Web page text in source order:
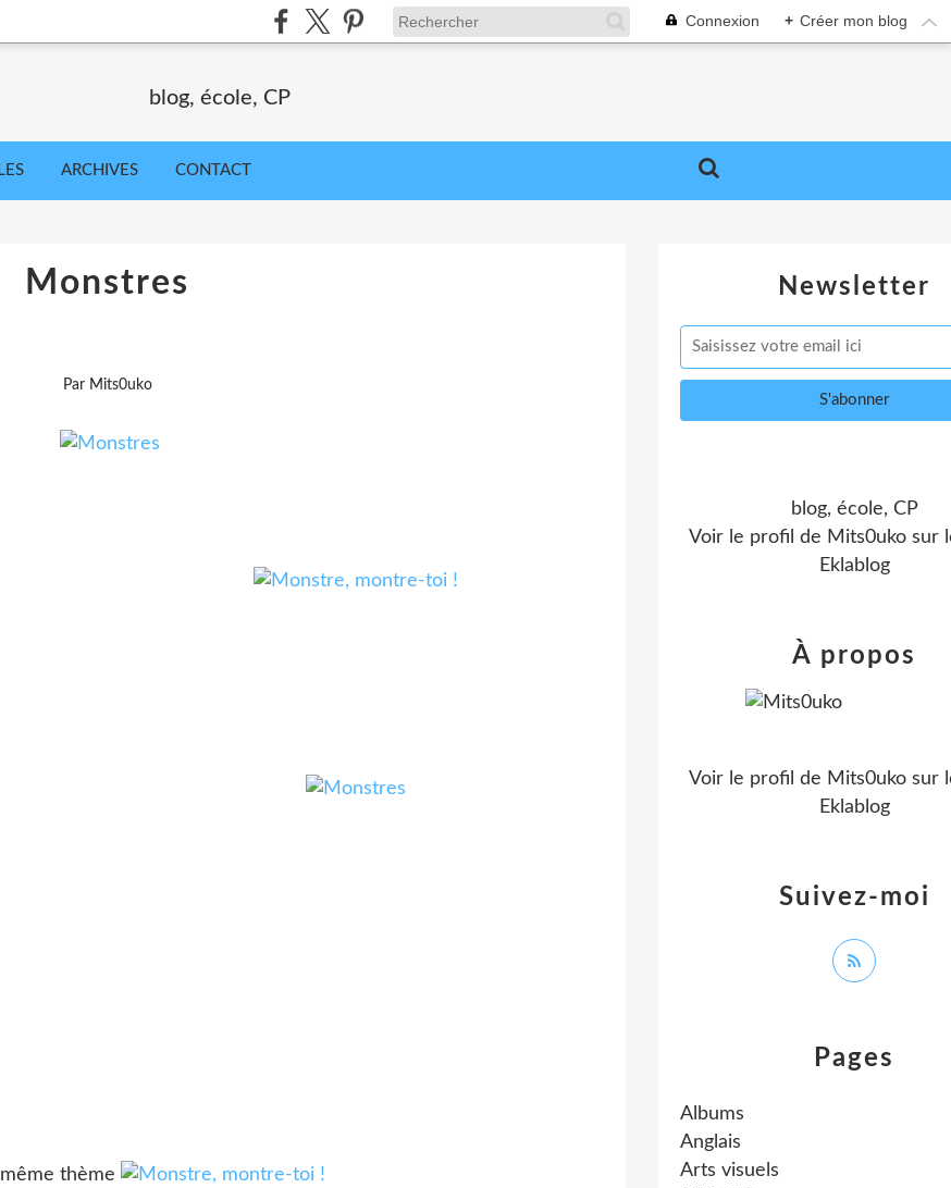
Connexion + Créer mon blog
blog, école, CP
ARCHIVES CONTACT
Monstres
Par Mits0uko
thème
Newsletter
Pages
Albums
Anglais
Arts visuels
blog, école, CP
Voir le profil de Mits0uko sur
Eklablog
Suivez-moi
À propos
Voir le profil de Mits0uko sur
Eklablog